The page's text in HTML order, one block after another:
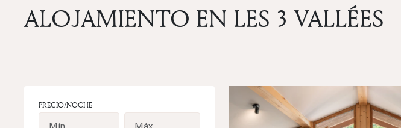
ALOJAMIENTO EN LES 3 VALLÉES
PRECIO/NOCHE